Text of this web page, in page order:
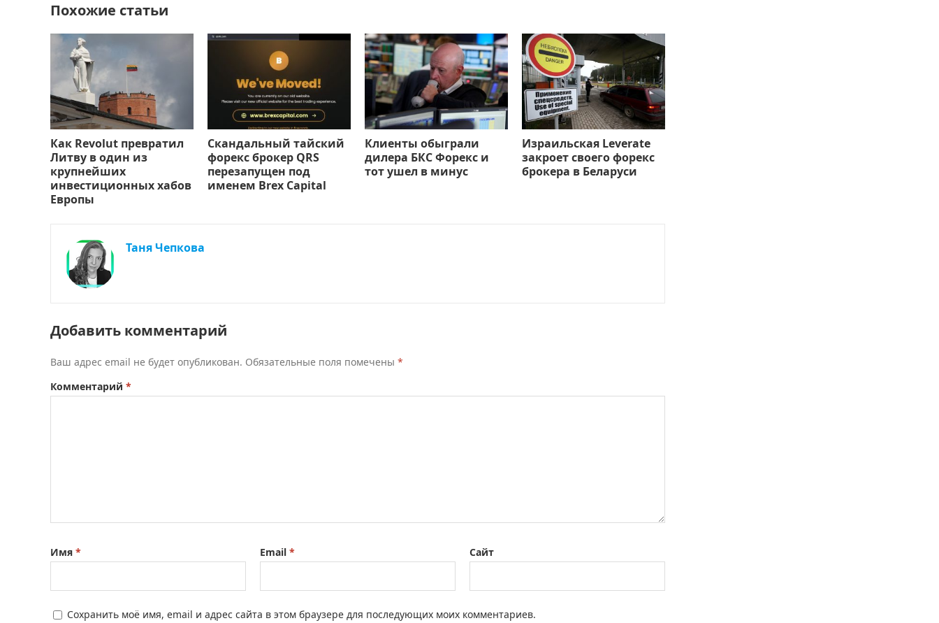
k т
ь
Похожие статьи
Как Revolut превратил
Литву в один из
крупнейших
инвестиционных хабов
Европы
Скандальный тайский
форекс брокер QRS
перезапущен под
именем Brex Capital
Клиенты обыграли
дилера БКС Форекс и
тот ушел в минус
Израильская Leverate
закроет своего форекс
брокера в Беларуси
Таня Чепкова
Добавить комментарий
Ваш адрес email не будет опубликован. Обязательные поля помечены *
Комментарий *
Имя * Email * Сайт
Сохранить моё имя, email и адрес сайта в этом браузере для последующих моих комментариев.